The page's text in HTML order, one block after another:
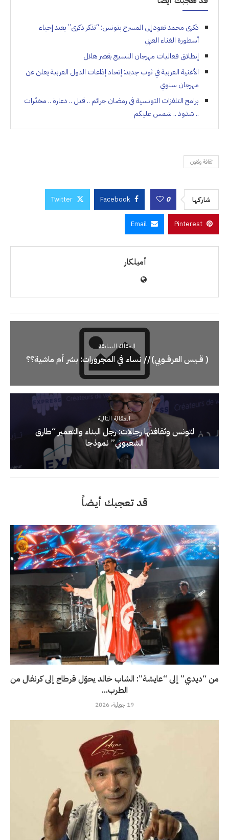
ذكرى محمد تعود إلى المسرح بتونس: “تذكر ذكرى” يعيد إحياء
أسطورة الغناء العربي
إنطلاق فعاليات مهرجان النسيج بقصر هلال
الأغنية العربية في ثوب جديد: إتحاد إذاعات الدول العربية يعلن عن
مهرجان سنوي
برامج التلفزات التونسية في رمضان جرائم .. قتل .. دعارة .. مخدّرات
.. شذوذ .. شمس عليكم
ثقافة وفنون
شاركها 0
Facebook
Twitter
Pinterest
Email
أميلكار
المقالة السابقة
( قــيس العرقــوبي) // نساء في المجرورات: بشر أم ماشية؟؟
المقالة التالية
لتونس وثقافتها رجالات: رجل البناء والتعمير “طارق
الشعبوني” نموذجا
قد تعجبك أيضاً
من “ديدي” إلى “عايشة”: الشاب خالد يحوّل قرطاج إلى كرنفال من
الطرب...
19 جويلية، 2026